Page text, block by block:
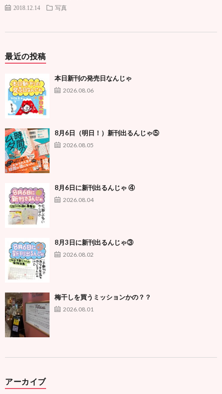
2018.12.14 写真
最近の投稿
本日新刊の発売日なんじゃ
2026.08.06
8月6日（明日！）新刊出るんじゃ⑤
2026.08.05
8月6日に新刊出るんじゃ ④
2026.08.04
8月3日に新刊出るんじゃ③
2026.08.02
梅干しを買うミッションかの？？
2026.08.01
アーカイブ